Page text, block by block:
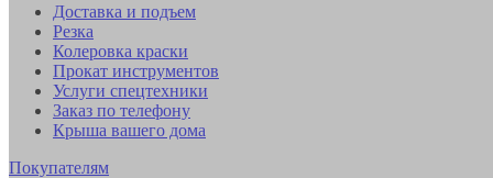
Доставка и подъем
Резка
Колеровка краски
Прокат инструментов
Услуги спецтехники
Заказ по телефону
Крыша вашего дома
Покупателям